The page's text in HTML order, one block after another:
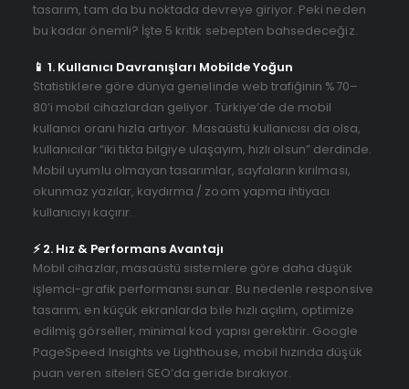
tasarım, tam da bu noktada devreye giriyor. Peki neden
bu kadar önemli? İşte 5 kritik sebepten bahsedeceğiz.
📱 1. Kullanıcı Davranışları Mobilde Yoğun
Statistiklere göre dünya genelinde web trafiğinin %70–
80’i mobil cihazlardan geliyor. Türkiye’de de mobil
kullanıcı oranı hızla artıyor. Masaüstü kullanıcısı da olsa,
kullanıcılar “iki tıkta bilgiye ulaşayım, hızlı olsun” derdinde.
Mobil uyumlu olmayan tasarımlar, sayfaların kırılması,
okunmaz yazılar, kaydırma / zoom yapma ihtiyacı
kullanıcıyı kaçırır.
⚡ 2. Hız & Performans Avantajı
Mobil cihazlar, masaüstü sistemlere göre daha düşük
işlemci-grafik performansı sunar. Bu nedenle responsive
tasarım; en küçük ekranlarda bile hızlı açılım, optimize
edilmiş görseller, minimal kod yapısı gerektirir. Google
PageSpeed Insights ve Lighthouse, mobil hızında düşük
puan veren siteleri SEO’da geride bırakıyor.